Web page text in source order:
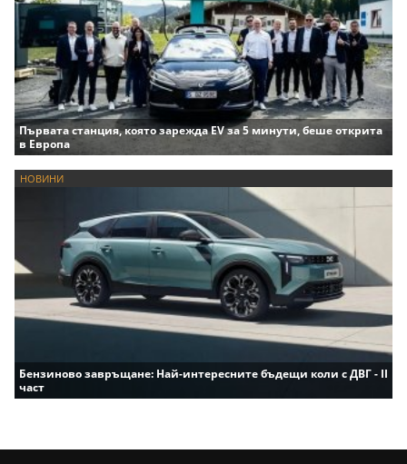
Първата станция, която зарежда EV за 5 минути, беше открита
в Европа
НОВИНИ
Бензиново завръщане: Най-интересните бъдещи коли с ДВГ - II
част